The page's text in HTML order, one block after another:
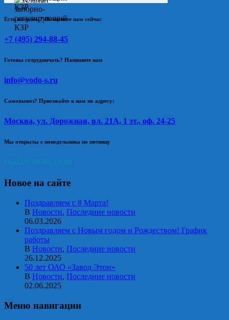
Есть вопросы? Позвоните нам сейчас
+7 (495) 294-88-45
Готовы сотрудничать? Напишите нам
info@vodo-s.ru
Самовывоз? Приезжайте к нам по адресу:
Москва, ул. Дорожная, вл. 21А, 1 эт., оф. 24-25
Мы открыты с понедельника по пятницу
Новое на сайте
Поздравляем с 8 Марта!
В Новости, Последние новости
06.03.2026
Поздравляем с Новым годом и Рождеством! График
работы
В Новости, Последние новости
26.12.2025
50 лет ОАО «Завод Этон»
В Новости, Последние новости
02.06.2025
Меню навигации